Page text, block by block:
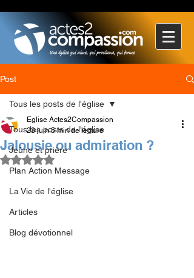
Post
Tous les posts de l'église
Jeûne et prière
Plan Action Message
La Vie de l'église
Articles
Blog dévotionnel
Tous les posts de l'église
Jalousie ou admiration ?
Eglise Actes2Compassion
23 juin 5 min de lecture
Noté NaN étoiles sur 5.